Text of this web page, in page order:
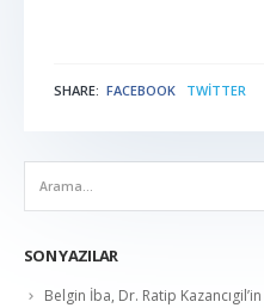
SHARE: FACEBOOK TWITTER
SON YAZILAR
Belgin İba, Dr. Ratip